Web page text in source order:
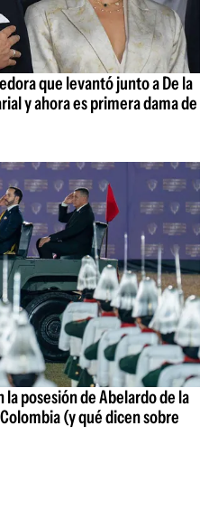
que levantó junto a De la
y ahora es primera dama de
posesión de Abelardo de la
(y qué dicen sobre